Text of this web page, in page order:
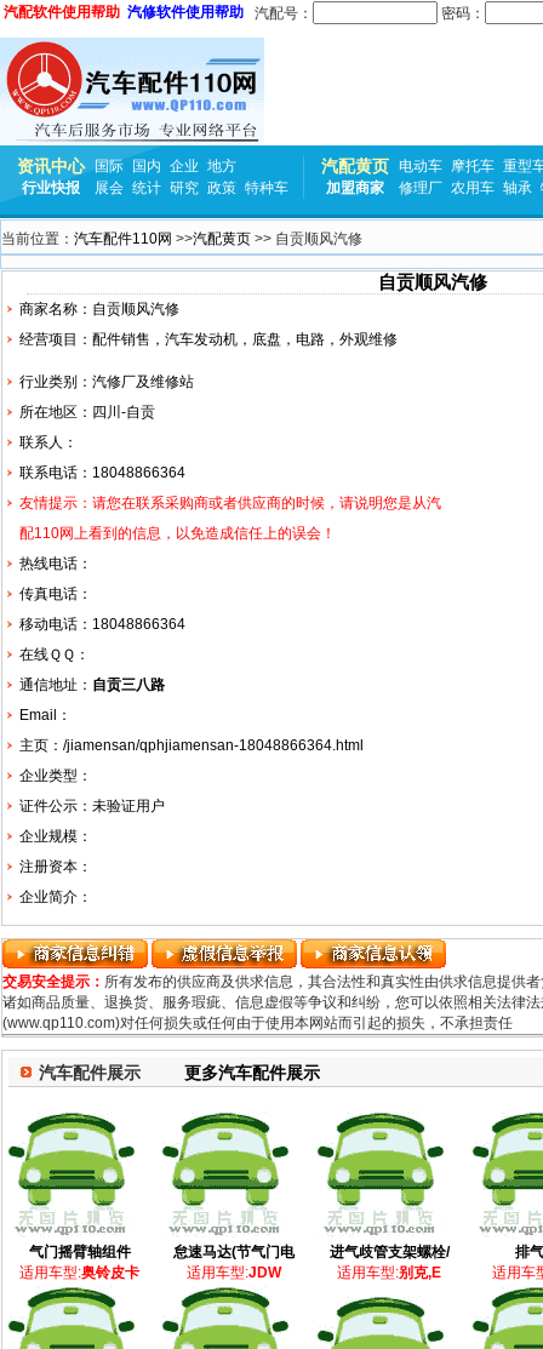
汽配软件使用帮助 汽修软件使用帮助 汽配号： 密码：
资讯中心 国际 国内 企业 地方
行业快报
展会 统计 研究 政策 特种车
汽配黄页 电动车 摩托车 重型
加盟商家
修理厂 农用车 轴承
当前位置： 汽车配件110网 >>汽配黄页 >> 自贡顺风汽修
自贡顺风汽修
商家名称：自贡顺风汽修
经营项目：配件销售，汽车发动机 ，底盘，电路，外观维修
行业类别：汽修厂及维修站
所在地区：四川-自贡
联系人：
联系电话：18048866364
友情提示：请您在联系采购商或者供应商的时候，请说明您是从汽
配110网上看到的信息，以免造成信任上的误会！
热线电话：
传真电话：
移动电话：18048866364
在线ＱＱ：
通信地址： 自贡三八路
Email：
主页： /jiamensan/qphjiamensan-18048866364.html
企业类型：
证件公示：未验证用户
企业规模：
注册资本：
企业简介：
交易安全提示： 所有发布的供应商及供求信息，其合法性和真实性由供求信息提供
诸如商品质量、退换货、服务瑕疵、信息虚假等争议和纠纷，您可以依照相关法律
(www.qp110.com)对任何损失或任何由于使用本网站而引起的损失，不承担责任
汽车配件展示 更多汽车配件展示
气门摇臂轴组件
适用车型:奥铃皮卡
怠速马达(节气门电
适用车型:JDW
进气歧管支架螺栓/
适用车型:别克,E
排
适用车